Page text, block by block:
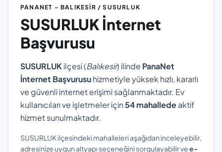
PANANET – BALIKESIR / SUSURLUK
SUSURLUK İnternet
Başvurusu
SUSURLUKilçesi (Balıkesir) ilinde PanaNet
İnternet Başvurusuhizmetiyle yüksek hızlı, kararlı
ve güvenli internet erişimi sağlanmaktadır. Ev
kullanıcıları ve işletmeler için54 mahalledeaktif
hizmet sunulmaktadır.
SUSURLUK ilçesindeki mahalleleri aşağıdan inceleyebilir,
adresinize uygun altyapı seçeneğini sorgulayabilir vee-